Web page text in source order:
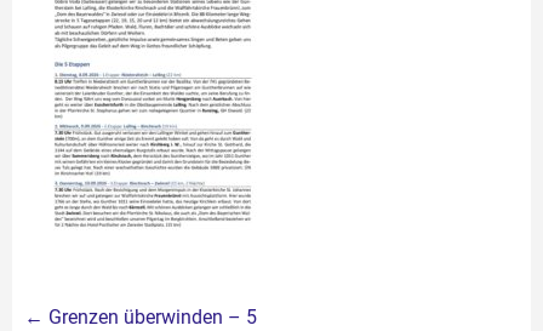
Beitragsnavigation
← Grenzen überwinden – 5